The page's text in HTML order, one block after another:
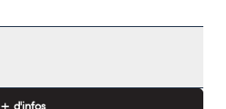
+ d'infos